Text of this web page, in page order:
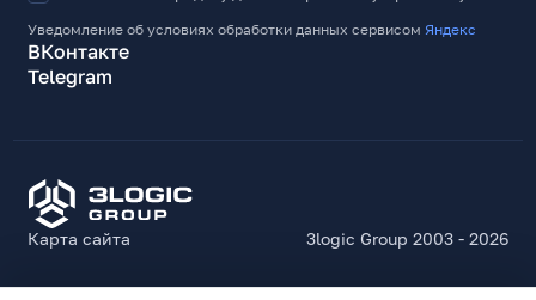
Уведомление об условиях обработки данных сервисом Яндекс
ВКонтакте
Telegram
Карта сайта 3logic Group 2003 - 2026